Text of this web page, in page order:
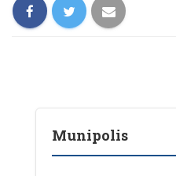
Munipolis